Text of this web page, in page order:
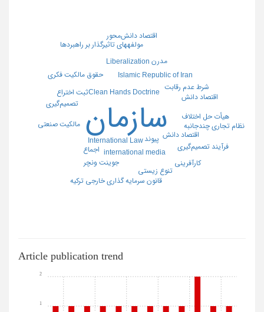
سازمان
Clean Hands Doctrine
International Law
international media
Islamic Republic of Iran
Liberalization
اقتصاد دانش
تنوع زیستی
جوینت ونچر
حقوق مالکیت فکری
شرط عدم رقابت
قانون سرمایه گذاری خارجی ترکیه
مالکیت صنعتی
مولفههای تاثیرگذار بر راهبردها
اجماع
اقتصاد دانش
اقتصاد دانش‌محور
پیوند
تصمیم‌گیری
ثبت اختراع
فرآیند تصمیم‌گیری
مدرن
نظام تجاری چندجانبه
هیأت حل اختلاف
کارآفرینی
Article publication trend
1
2